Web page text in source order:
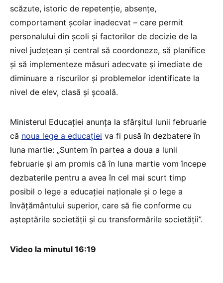
scăzute, istoric de repetenție, absențe,
comportament școlar inadecvat – care permit
personalului din școli și factorilor de decizie de la
nivel județean și central să coordoneze, să planifice
și să implementeze măsuri adecvate și imediate de
diminuare a riscurilor și problemelor identificate la
nivel de elev, clasă și școală.
Ministerul Educației anunța la sfârșitul lunii februarie
că noua lege a educației va fi pusă în dezbatere în
luna martie: „Suntem în partea a doua a lunii
februarie și am promis că în luna martie vom începe
dezbaterile pentru a avea în cel mai scurt timp
posibil o lege a educației naționale și o lege a
învățământului superior, care să fie conforme cu
așteptările societății și cu transformările societății”.
Video la minutul 16:19